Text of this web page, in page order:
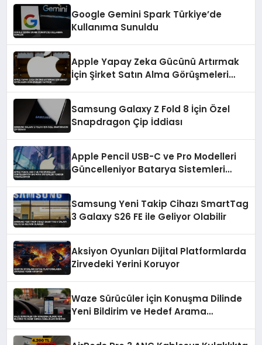
Google Gemini Spark Türkiye’de
Kullanıma Sunuldu
Apple Yapay Zeka Gücünü Artırmak
İçin Şirket Satın Alma Görüşmeleri
Samsung Galaxy Z Fold 8 İçin Özel
Snapdragon Çip İddiası
Apple Pencil USB-C ve Pro Modelleri
Güncelleniyor Batarya Sistemleri
Samsung Yeni Takip Cihazı SmartTag
3 Galaxy S26 FE ile Geliyor Olabilir
Aksiyon Oyunları Dijital Platformlarda
Zirvedeki Yerini Koruyor
Waze Sürücüler İçin Konuşma Dilinde
Yeni Bildirim ve Hedef Arama